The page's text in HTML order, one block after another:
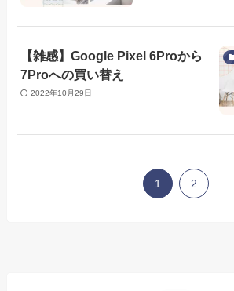
【雑感】Google Pixel 6Proから
7Proへの買い替え
2022年10月29日
1 2